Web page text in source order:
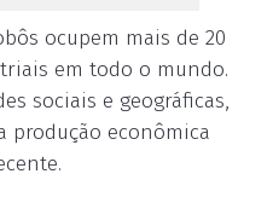
ocupem mais de 20
em todo o mundo.
sociais e geográficas,
produção econômica